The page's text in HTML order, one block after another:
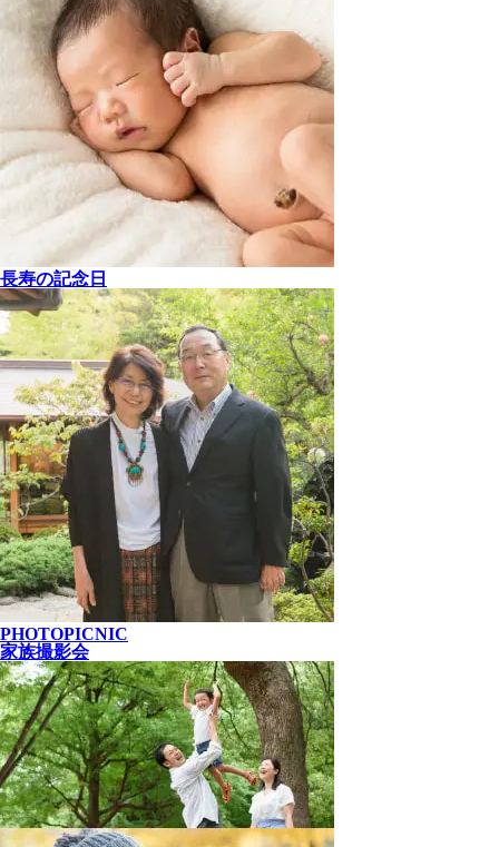
長寿の記念日
PHOTOPICNIC
家族撮影会